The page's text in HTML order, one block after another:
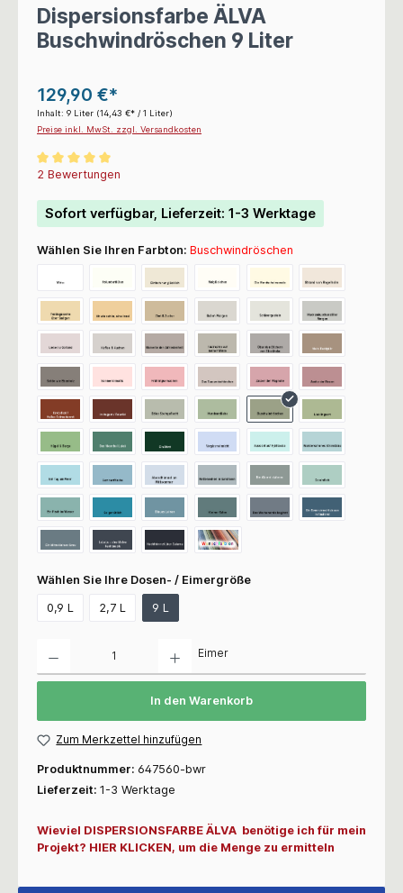
Dispersionsfarbe ÄLVA
Buschwindröschen 9 Liter
129,90 €*
Inhalt: 9 Liter (14,43 €* / 1 Liter)
Preise inkl. MwSt. zzgl. Versandkosten
Durchschnittliche Bewertung von 5 von 5 Sternen
2 Bewertungen
Sofort verfügbar, Lieferzeit: 1-3 Werktage
Wählen Sie Ihren Farbton: Buschwindröschen
Wählen Sie Ihre Dosen- / Eimergröße
0,9 L 2,7 L 9 L
Eimer
In den Warenkorb
Zum Merkzettel hinzufügen
Produktnummer: 647560-bwr
Lieferzeit: 1-3 Werktage
Wieviel DISPERSIONSFARBE ÄLVA benötige ich für mein
Projekt? HIER KLICKEN, um die Menge zu ermitteln